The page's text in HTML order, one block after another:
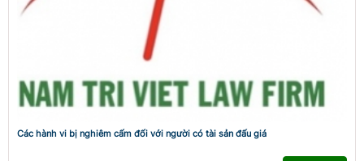
Các hành vi bị nghiêm cấm đối với người có tài sản đấu giá